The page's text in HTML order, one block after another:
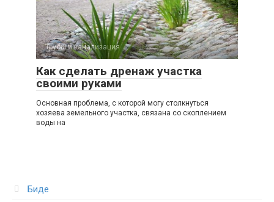
Трубы и канализация
Как сделать дренаж участка
своими руками
Основная проблема, с которой могу столкнуться
хозяева земельного участка, связана со скоплением
воды на
Биде